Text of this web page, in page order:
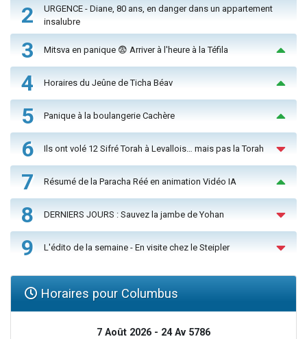
2
URGENCE - Diane, 80 ans, en danger dans un appartement
insalubre
3 Mitsva en panique 😨 Arriver à l'heure à la Téfila
4 Horaires du Jeûne de Ticha Béav
5 Panique à la boulangerie Cachère
6 Ils ont volé 12 Sifré Torah à Levallois… mais pas la Torah
7 Résumé de la Paracha Réé en animation Vidéo IA
8 DERNIERS JOURS : Sauvez la jambe de Yohan
9 L'édito de la semaine - En visite chez le Steipler
Horaires pour Columbus
7 Août 2026 - 24 Av 5786